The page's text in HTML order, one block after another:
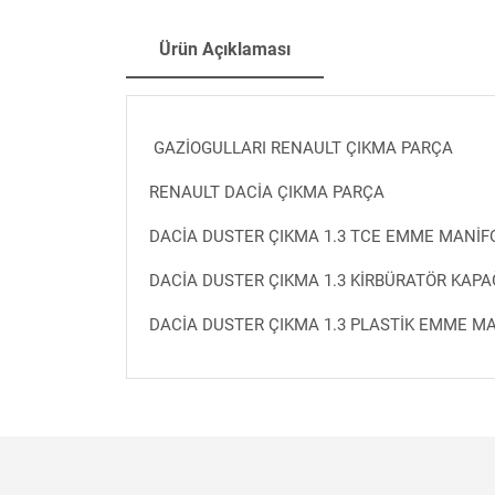
Ürün Açıklaması
GAZİOGULLARI RENAULT ÇIKMA PARÇA
RENAULT DACİA ÇIKMA PARÇA
DACİA DUSTER ÇIKMA 1.3 TCE EMME
DACİA DUSTER ÇIKMA 1.3 KİRBÜRATÖR
DACİA DUSTER ÇIKMA 1.3 PLASTİK EMME